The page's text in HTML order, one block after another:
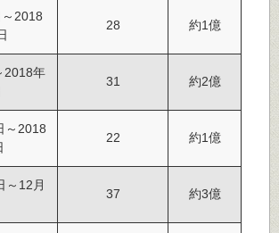
2018
28 約1億
2018年
31 約2億
～2018
22 約1億
～12月
37 約3億